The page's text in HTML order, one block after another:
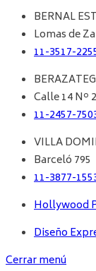
BERNAL
Lomas de
11-3517-
Calle 14 Nº
11-2457-
VILLA
Barceló 795
11-3877-
Hollywood
Diseño
Cerrar menú